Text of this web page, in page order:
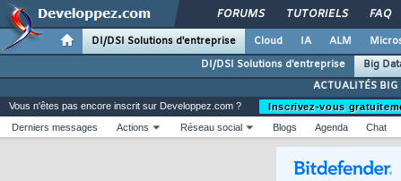
FORUMS TUTORIELS FAQ
DI/DSI Solutions d'entreprise Cloud IA ALM
DI/DSI Solutions d'entreprise
Big
ACTUALITÉS
Vous n'êtes pas encore inscrit sur Developpez.com ?
Inscrivez-vous
Derniers messages
Actions Réseau social Blogs Agenda Chat